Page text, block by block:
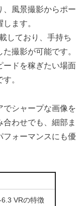
、風景撮影からポー
ます。
しており、手持ち
撮影が可能です。
ードを稼ぎたい場面
。
でシャープな画像を
わせでも、細部ま
フォーマンスにも優
VRの特徴